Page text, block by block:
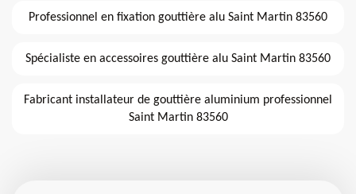
Professionnel en fixation gouttière alu Saint Martin 83560
Spécialiste en accessoires gouttière alu Saint Martin 83560
Fabricant installateur de gouttière aluminium professionnel
Saint Martin 83560